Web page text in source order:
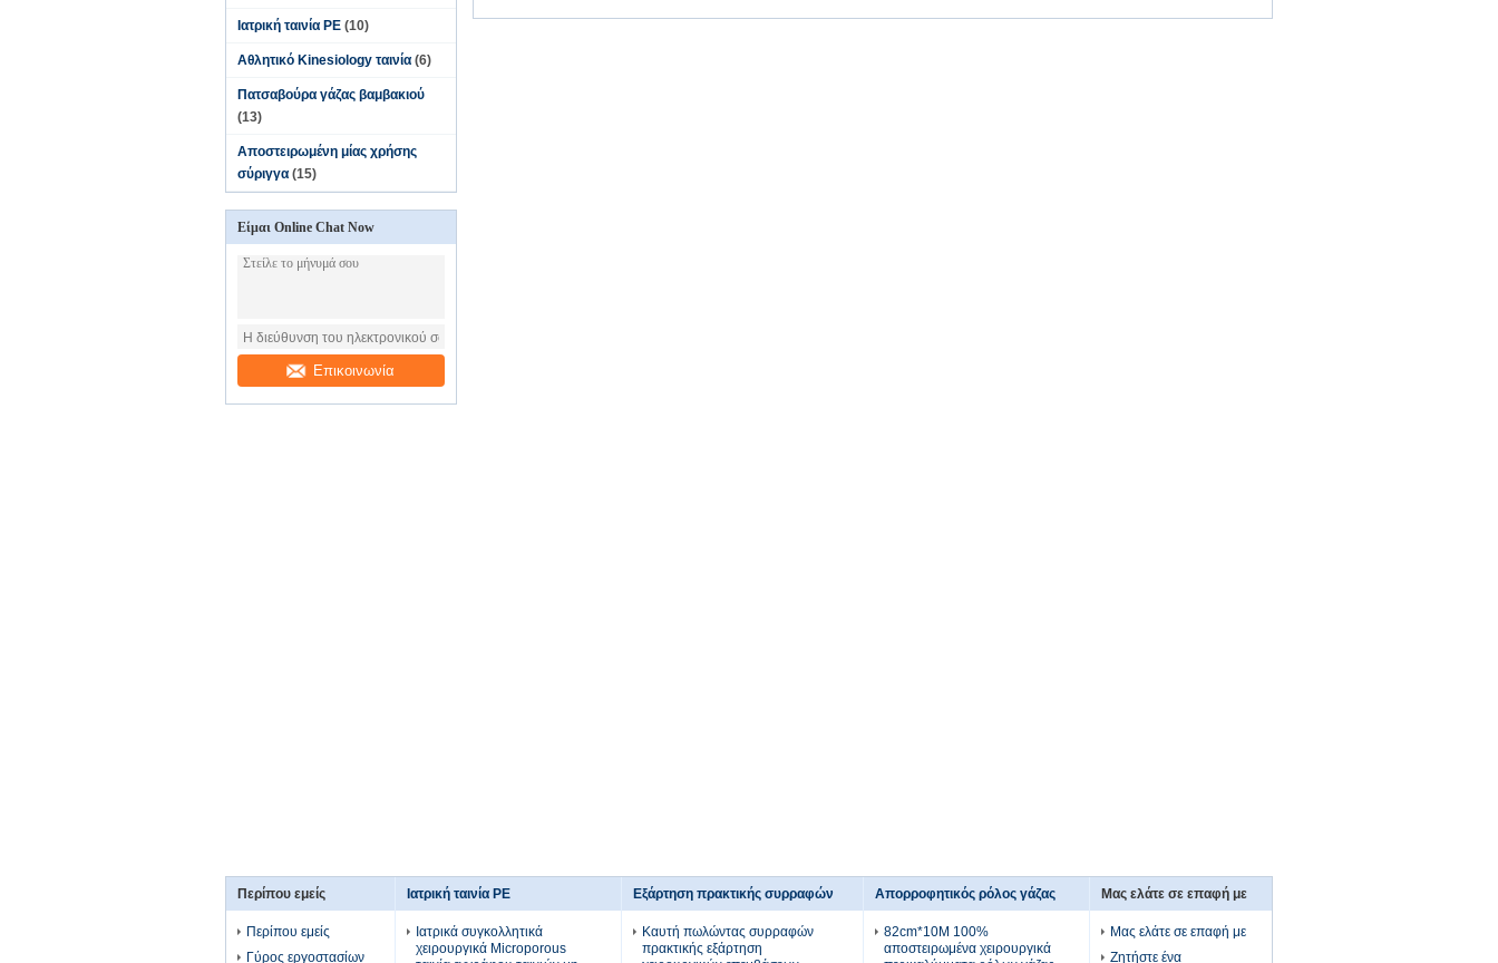
Ιατρική ταινία PE (10)
Αθλητικό Kinesiology ταινία (6)
Πατσαβούρα γάζας βαμβακιού
(13)
Αποστειρωμένη μίας χρήσης
σύριγγα (15)
Είμαι Online Chat Now
Επικοινωνία
Περίπου εμείς
Περίπου εμείς
Γύρος εργοστασίων
Ιατρική ταινία PE
Ιατρικά συγκολλητικά
χειρουργικά Microporous
Εξάρτηση πρακτικής συρραφών
Καυτή πωλώντας συρραφών
πρακτικής εξάρτηση
Απορροφητικός ρόλος γάζας
82cm*10M 100%
αποστειρωμένα χειρουργικά
Μας ελάτε σε επαφή με
Μας ελάτε σε επαφή με
Ζητήστε ένα